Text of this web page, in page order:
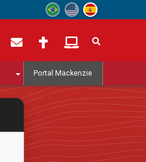
Portal Mackenzie